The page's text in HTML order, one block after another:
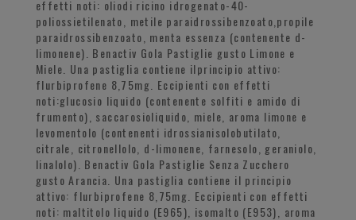
effetti noti: oliodi ricino idrogenato-40-
poliossietilenato, metile paraidrossibenzoato,propile
paraidrossibenzoato, menta essenza (contenente d-
limonene). Benactiv Gola Pastiglie gusto Limone e
Miele. Una pastiglia contiene ilprincipio attivo:
flurbiprofene 8,75mg. Eccipienti con effetti
noti:glucosio liquido (contenente solfiti e amido di
frumento), saccarosioliquido, miele, aroma limone e
levomentolo (contenenti idrossianisolobutilato,
citrale, citronellolo, d-limonene, farnesolo, geraniolo,
linalolo). Benactiv Gola Pastiglie Senza Zucchero
gusto Arancia. Una pastiglia contiene il principio
attivo: flurbiprofene 8,75mg. Eccipienti con effetti
noti: maltitolo liquido (E965), isomalto (E953), aroma